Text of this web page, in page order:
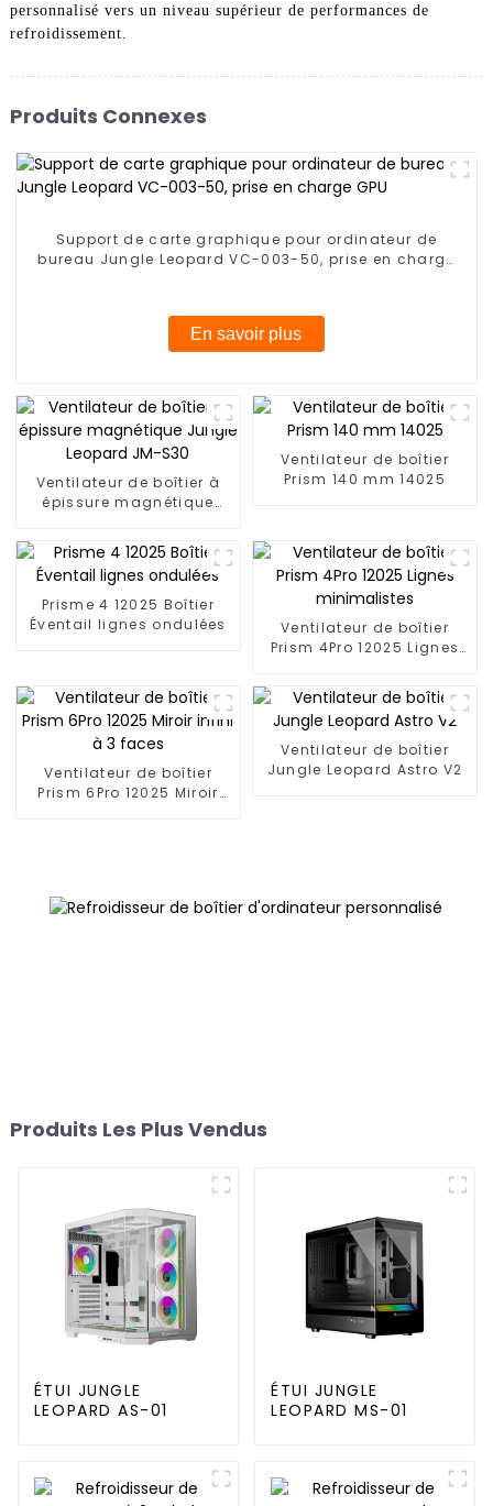
personnalisé vers un niveau supérieur de performances de
refroidissement.
Produits Connexes
Support de carte graphique pour ordinateur de
bureau Jungle Leopard VC-003-50, prise en charge
En savoir plus
Ventilateur de boîtier à
épissure magnétique
Ventilateur de boîtier
Prism 140 mm 14025
Prisme 4 12025 Boîtier
Éventail lignes ondulées
Ventilateur de boîtier
Prism 4Pro 12025 Lignes
Ventilateur de boîtier
Prism 6Pro 12025 Miroir
Ventilateur de boîtier
Jungle Leopard Astro V2
Produits Les Plus Vendus
ÉTUI JUNGLE
LEOPARD AS-01
ÉTUI JUNGLE
LEOPARD MS-01